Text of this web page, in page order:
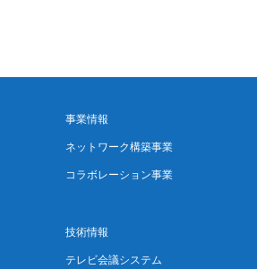
事業情報
ネットワーク構築事業
コラボレーション事業
技術情報
テレビ会議システム